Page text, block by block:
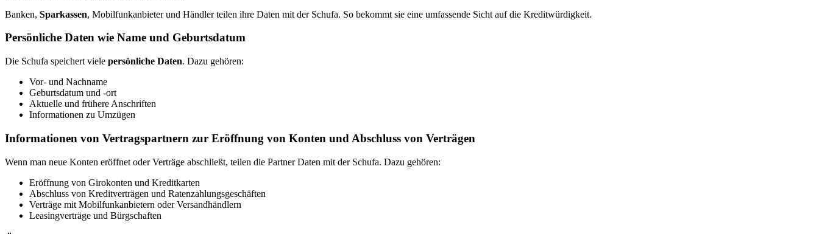
Banken, Sparkassen, Mobilfunkanbieter und Händler teilen ihre Daten mit der Schufa. So bekommt sie eine umfassende Sicht auf die Kreditwürdigkeit.
Persönliche Daten wie Name und Geburtsdatum
Die Schufa speichert viele persönliche Daten. Dazu gehören:
Vor- und Nachname
Geburtsdatum und -ort
Aktuelle und frühere Anschriften
Informationen zu Umzügen
Informationen von Vertragspartnern zur Eröffnung von Konten und Abschluss von Verträgen
Wenn man neue Konten eröffnet oder Verträge abschließt, teilen die Partner Daten mit der Schufa. Dazu gehören:
Eröffnung von Girokonten und Kreditkarten
Abschluss von Kreditverträgen und Ratenzahlungsgeschäften
Verträge mit Mobilfunkanbietern oder Versandhändlern
Leasingverträge und Bürgschaften